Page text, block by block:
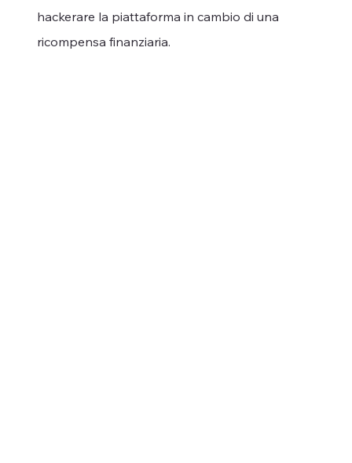
hackerare la piattaforma in cambio di una
ricompensa finanziaria.